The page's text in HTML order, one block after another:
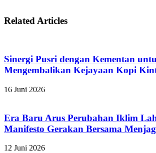
Related Articles
Sinergi Pusri dengan Kementan
Mengembalikan Kejayaan Kopi
16 Juni 2026
Era Baru Arus Perubahan Iklim
Manifesto Gerakan Bersama
12 Juni 2026